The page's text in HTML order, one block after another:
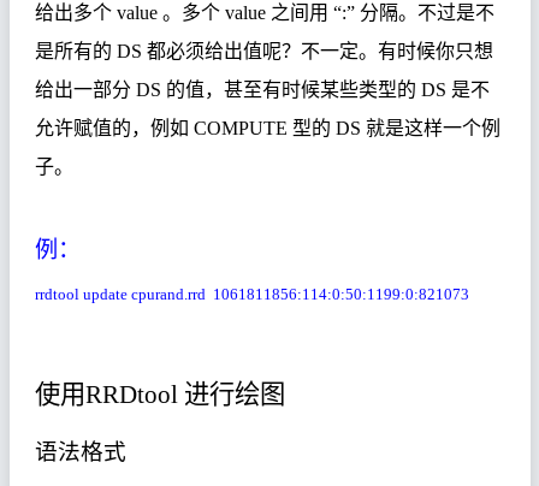
给出多个value 。多个value 之间用 “:” 分隔。不过是不
是所有的 DS 都必须给出值呢？不一定。有时候你只想
给出一部分 DS 的值，甚至有时候某些类型的 DS 是不
允许赋值的，例如 COMPUTE 型的 DS 就是这样一个例
子。
例：
rrdtool update cpurand.rrd 1061811856:114:0:50:1199:0:821073
使用RRDtool 进行绘图
语法格式